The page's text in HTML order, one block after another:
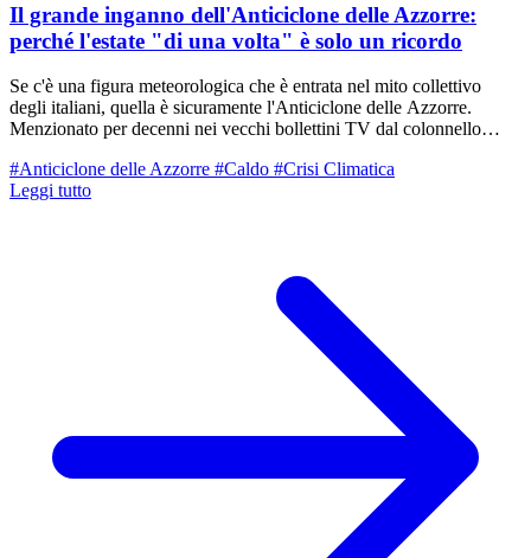
Il grande inganno dell'Anticiclone delle Azzorre:
perché l'estate "di una volta" è solo un ricordo
Se c'è una figura meteorologica che è entrata nel mito collettivo
degli italiani, quella è sicuramente l'Anticiclone delle Azzorre.
Menzionato per decenni nei vecchi bollettini TV dal colonnello
associato al ricordo delle estati perfette: soleggiate, ventilate e
gradevoli. In questi giorni le mappe satellitari e sinottiche ci
cambiato con la crisi climatica e com'è possibile che faccia così
caldo anche senza il temuto "Africano"? Facciamo un po' di
#Anticiclone delle Azzorre #Caldo #Crisi Climatica
Leggi tutto